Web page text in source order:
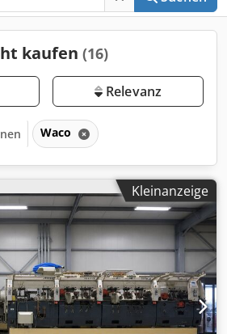
kaufen (16)
Relevanz
Waco
Kleinanzeige